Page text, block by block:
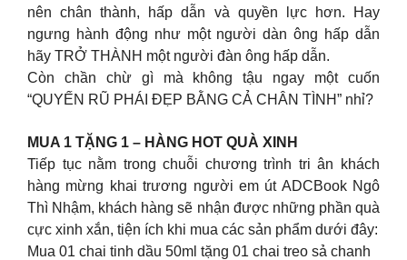
nên chân thành, hấp dẫn và quyền lực hơn. Hay
ngưng hành động như một người dàn ông hấp dẫn
hãy TRỞ THÀNH một người đàn ông hấp dẫn.
Còn chần chừ gì mà không tậu ngay một cuốn
“QUYẾN RŨ PHÁI ĐẸP BẰNG CẢ CHÂN TÌNH” nhỉ?
MUA 1 TẶNG 1 – HÀNG HOT QUÀ XINH
Tiếp tục nằm trong chuỗi chương trình tri ân khách
hàng mừng khai trương người em út ADCBook Ngô
Thì Nhậm, khách hàng sẽ nhận được những phần quà
cực xinh xắn, tiện ích khi mua các sản phẩm dưới đây:
Mua 01 chai tinh dầu 50ml tặng 01 chai treo sả chanh